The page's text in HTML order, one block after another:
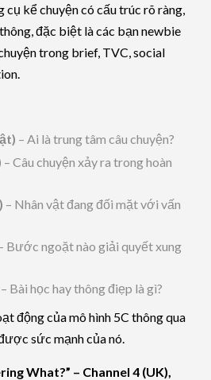
cụ kể chuyện có cấu trúc rõ ràng,
đặc biệt là các bạn newbie
trong brief, TVC, social
– Ai là trung tâm câu chuyện?
– Câu chuyện xảy ra trong hoàn
– Nhân vật đang đối mặt với vấn
Bước ngoặt nào giải quyết xung
– Bài học hay thông điẹp là gì?
động của mô hình 5C thông qua
sức mạnh của nó.
What?” – Channel 4 (UK),